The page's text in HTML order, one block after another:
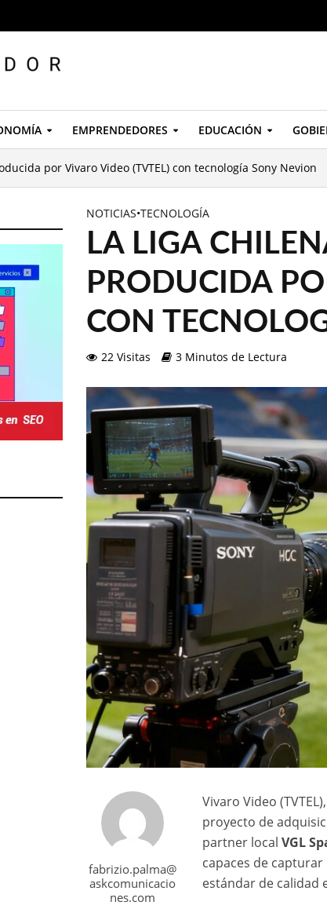
EMPRENDEDORES EDUCACIÓN
por Vivaro Video (TVTEL) con tecnología Sony Nevion
NOTICIAS•TECNOLOGÍA
LA LIGA
PRODUCIDA
CON
22 Visitas 3 Minutos de Lectura
fabrizio.palma@
askcomunicacio
nes.com
Vivaro Video
proyecto de
partner localVGL
capaces de
estándar de calidad